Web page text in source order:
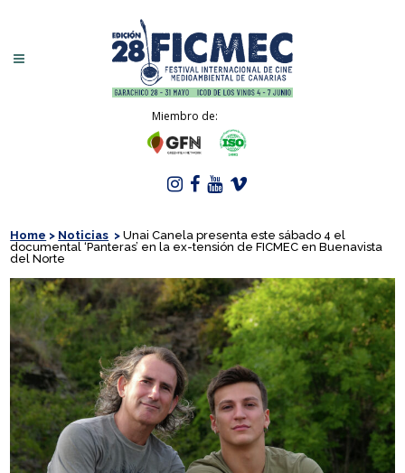
Miembro de:
Home > Noticias >Unai Canela presenta este sábado 4 el
documental ‘Panteras’ en la ex-tensión de FICMEC en Buenavista
del Norte